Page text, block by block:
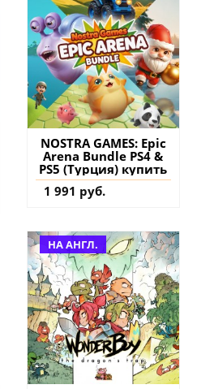
NOSTRA GAMES: Epic
Arena Bundle PS4 &
PS5 (Турция) купить
1 991 руб.
НА АНГЛ.